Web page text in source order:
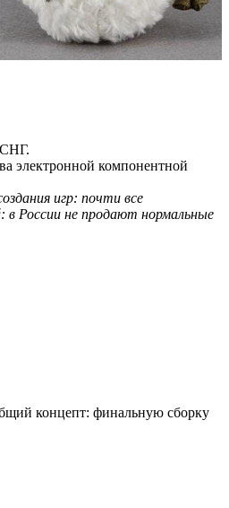
СНГ.
электронной компонентной
игр: почти все
в России не продают нормальные
концепт: финальную сборку